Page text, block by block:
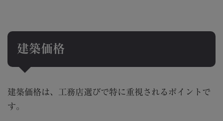
建築価格
建築価格は、工務店選びで特に重視されるポイントで
す。